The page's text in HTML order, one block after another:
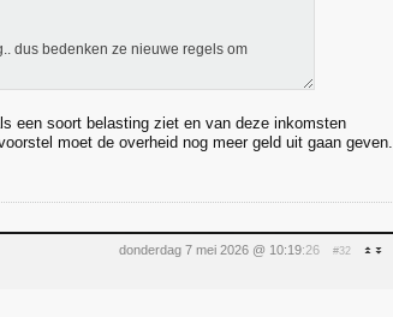
dus bedenken ze nieuwe regels om
een soort belasting ziet en van deze inkomsten
moet de overheid nog meer geld uit gaan geven.
donderdag 7 mei 2026 @ 10:19:26 #32